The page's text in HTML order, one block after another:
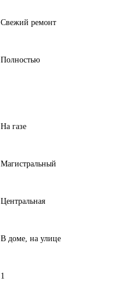
Свежий ремонт
Полностью
На газе
Магистральный
Центральная
В доме, на улице
1